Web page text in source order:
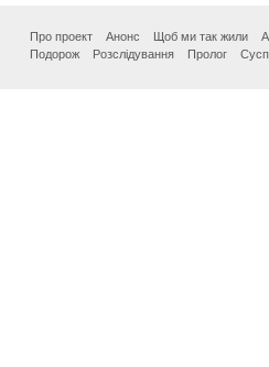
Про проект Анонс Щоб ми так жили
Подорож
Розслідування Пролог